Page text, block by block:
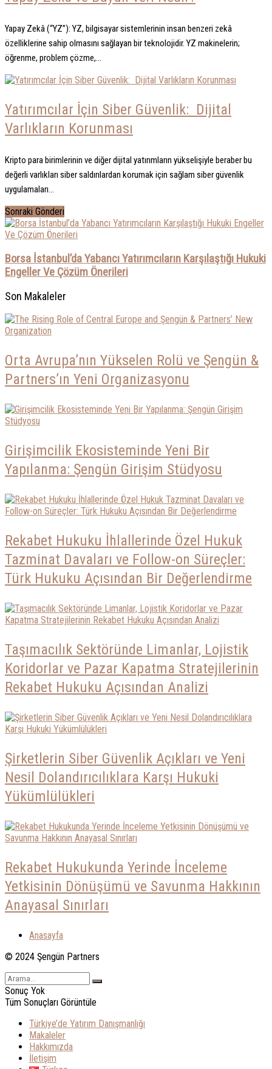
Yapay Zekâ (“YZ”): YZ, bilgisayar sistemlerinin insan benzeri zekâ
özelliklerine sahip olmasını sağlayan bir teknolojidir. YZ makinelerin;
öğrenme, problem çözme,...
Yatırımcılar İçin Siber Güvenlik: Dijital
Varlıkların Korunması
Kripto para birimlerinin ve diğer dijital yatırımların yükselişiyle beraber bu
değerli varlıkları siber saldırılardan korumak için sağlam siber güvenlik
uygulamaları...
Sonraki Gönderi
Borsa İstanbul’da Yabancı Yatırımcıların Karşılaştığı Hukuki
Engeller Ve Çözüm Önerileri
Son Makaleler
Orta Avrupa’nın Yükselen Rolü ve Şengün &
Partners’ın Yeni Organizasyonu
Girişimcilik Ekosisteminde Yeni Bir
Yapılanma: Şengün Girişim Stüdyosu
Rekabet Hukuku İhlallerinde Özel Hukuk
Tazminat Davaları ve Follow-on Süreçler:
Türk Hukuku Açısından Bir Değerlendirme
Taşımacılık Sektöründe Limanlar, Lojistik
Koridorlar ve Pazar Kapatma Stratejilerinin
Rekabet Hukuku Açısından Analizi
Şirketlerin Siber Güvenlik Açıkları ve Yeni
Nesil Dolandırıcılıklara Karşı Hukuki
Yükümlülükleri
Rekabet Hukukunda Yerinde İnceleme
Yetkisinin Dönüşümü ve Savunma Hakkının
Anayasal Sınırları
Anasayfa
© 2024 Şengün Partners
Sonuç Yok
Tüm Sonuçları Görüntüle
Türkiye’de Yatırım Danışmanlığı
Makaleler
Hakkımızda
İletişim